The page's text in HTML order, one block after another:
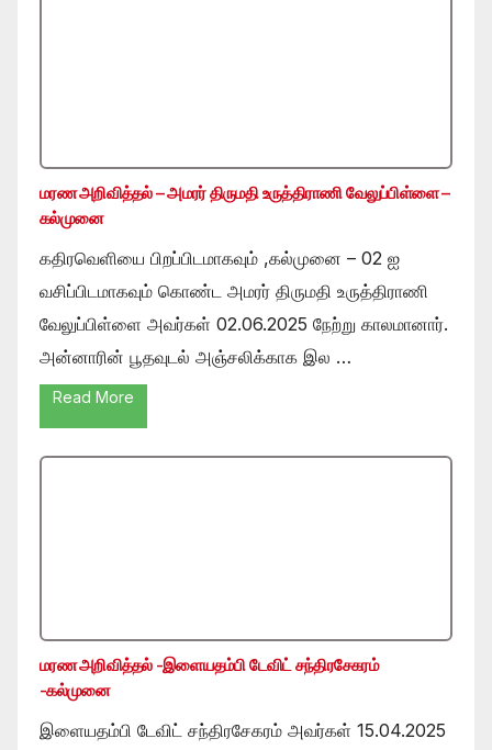
மரண அறிவித்தல் – அமரர் திருமதி உருத்திராணி வேலுப்பிள்ளை –
கல்முனை
கதிரவெளியை பிறப்பிடமாகவும் ,கல்முனை – 02 ஐ
வசிப்பிடமாகவும் கொண்ட அமரர் திருமதி உருத்திராணி
வேலுப்பிள்ளை அவர்கள் 02.06.2025 நேற்று காலமானார்.
அன்னாரின் பூதவுடல் அஞ்சலிக்காக இல …
Read More
மரண அறிவித்தல் -இளையதம்பி டேவிட் சந்திரசேகரம்
-கல்முனை
இளையதம்பி டேவிட் சந்திரசேகரம் அவர்கள் 15.04.2025